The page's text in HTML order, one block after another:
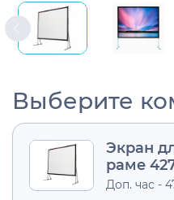
Выберите
Экран
раме
Доп. час -